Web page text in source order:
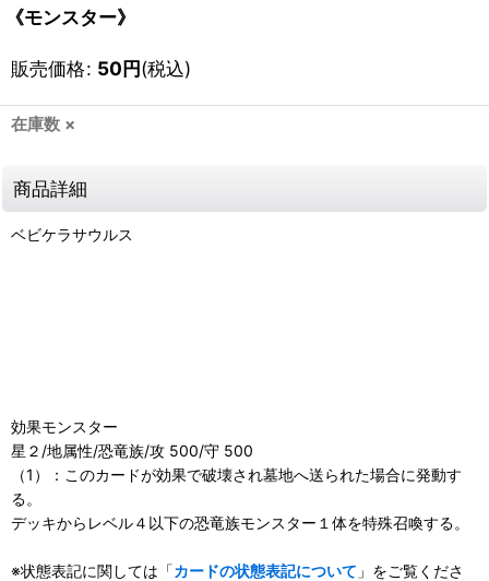
《モンスター》
販売価格: 50円(税込)
在庫数 ×
商品詳細
ベビケラサウルス
効果モンスター
星２/地属性/恐竜族/攻 500/守 500
（1）：このカードが効果で破壊され墓地へ送られた場合に発動す
る。
デッキからレベル４以下の恐竜族モンスター１体を特殊召喚する。
※状態表記に関しては「カードの状態表記について 」をご覧くださ